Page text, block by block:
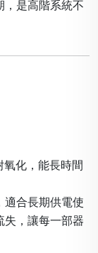
，是高階系統不
氧化，能長時間
適合長期供電使
失，讓每一部器